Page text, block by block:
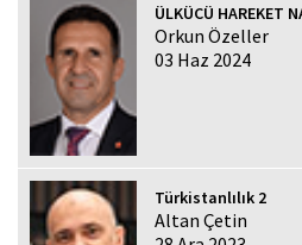
ÜLKÜCÜ HAREKET
Orkun Özeller
03 Haz 2024
Türkistanlılık 2
Altan Çetin